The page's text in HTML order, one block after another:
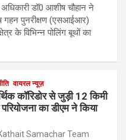
अधिकारी डॉ0 आशीष चौहान ने
गहन पुनरीक्षण (एसआईआर)
के विभिन्न पोलिंग बूथों का
वायरल न्यूज़
कॉरिडोर से जुड़ी 12 किमी
का डीएम ने किया
Samachar Team